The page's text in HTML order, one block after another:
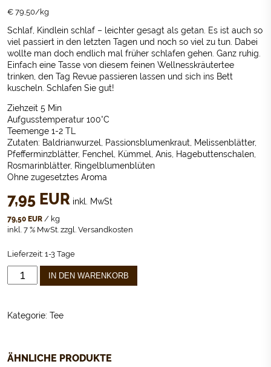
€ 79,50/kg
Schlaf, Kindlein schlaf – leichter gesagt als getan. Es ist auch so
viel passiert in den letzten Tagen und noch so viel zu tun. Dabei
wollte man doch endlich mal früher schlafen gehen. Ganz ruhig.
Einfach eine Tasse von diesem feinen Wellnesskräutertee
trinken, den Tag Revue passieren lassen und sich ins Bett
kuscheln. Schlafen Sie gut!
Ziehzeit 5 Min
Aufgusstemperatur 100°C
Teemenge 1-2 TL
Zutaten: Baldrianwurzel, Passionsblumenkraut, Melissenblätter,
Pfefferminzblätter, Fenchel, Kümmel, Anis, Hagebuttenschalen,
Rosmarinblätter, Ringelblumenblüten
Ohne zugesetztes Aroma
7,95 EUR inkl. MwSt
79,50 EUR / kg
inkl. 7 % MwSt. zzgl. Versandkosten
Lieferzeit: 1-3 Tage
KRÄUTERTEE
SCHLAF
MENGE
IN DEN WARENKORB
Kategorie: Tee
ÄHNLICHE PRODUKTE